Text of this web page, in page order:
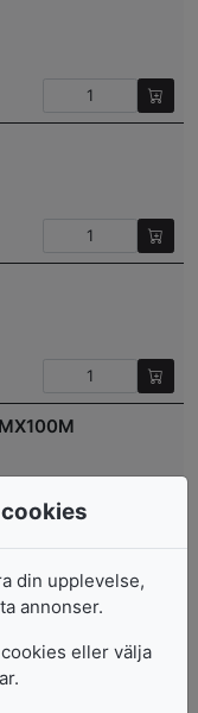
din upplevelse,
annonser.
eller välja